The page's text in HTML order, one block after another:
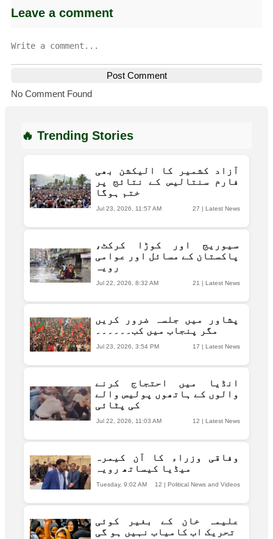
Leave a comment
Post Comment
No Comment Found
🔥 Trending Stories
آزاد کشمیر کا الیکشن بھی
فارم سنتالیس کے نتائج پر
ختم ہوگا
27 | Latest News
Jul 23, 2026, 11:57 AM
سیوریج اور کوڑا کرکٹ،
پاکستان کے مسائل اور عوامی
رویہ
21 | Latest News
Jul 22, 2026, 8:32 AM
پشاور میں جلسہ ضرور کریں
مگر پنجاب میں کب۔۔۔۔۔۔
17 | Latest News
Jul 23, 2026, 3:54 PM
انڈیا میں احتجاج کرنے
والوں کے ہاتھوں پولیس والے
کی پٹائی
12 | Latest News
Jul 22, 2026, 11:03 AM
وفاقی وزراء کا آن کیمرہ
میڈیا کیساتھ رویہ
12 | Political News and Videos
Tuesday, 9:02 AM
علیمہ خان کے بغیر کوئی
تحریک اب کامیاب نہیں ہو گی